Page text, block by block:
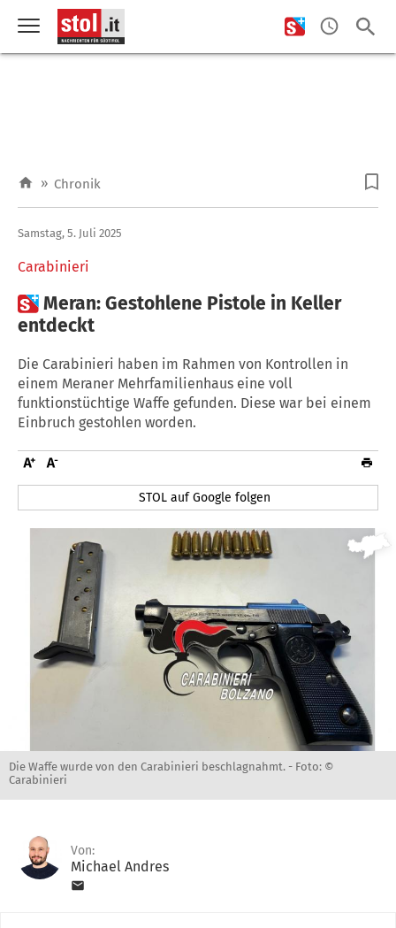
» Chronik
Carabinieri
Samstag, 5. Juli 2025
Meran: Gestohlene Pistole in Keller
entdeckt
Die Carabinieri haben im Rahmen von Kontrollen in
einem Meraner Mehrfamilienhaus eine voll
funktionstüchtige Waffe gefunden. Diese war bei einem
Einbruch gestohlen worden.
STOL auf Google folgen
Die Waffe wurde von den Carabinieri beschlagnahmt. - Foto: ©
Carabinieri
Von:
Michael Andres